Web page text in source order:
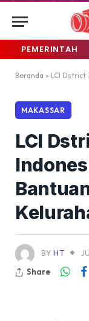
PEMERINTAH
Beranda » LCI Dstrict
MAKASSAR
LCI
BY HT
Share